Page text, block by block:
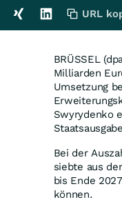
BRÜSSEL
Milliarden
Umsetzung
Swyrydenko
Bei der
siebte aus
bis Ende
können.
URL